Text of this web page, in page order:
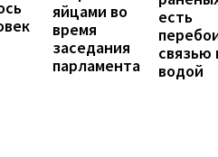
яйцами во
время
заседания
парламента
есть
связью
водой